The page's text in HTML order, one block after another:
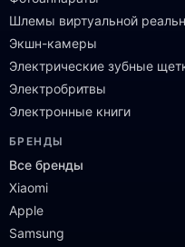
Шлемы виртуальной
Экшн-камеры
Электрические зубные
Электробритвы
Электронные книги
БРЕНДЫ
Все бренды
Xiaomi
Apple
Samsung